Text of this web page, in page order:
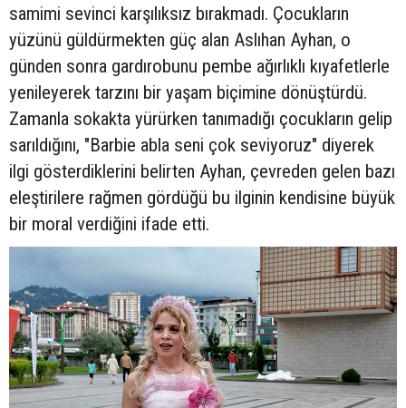
samimi sevinci karşılıksız bırakmadı. Çocukların
yüzünü güldürmekten güç alan Aslıhan Ayhan, o
günden sonra gardırobunu pembe ağırlıklı kıyafetlerle
yenileyerek tarzını bir yaşam biçimine dönüştürdü.
Zamanla sokakta yürürken tanımadığı çocukların gelip
sarıldığını, "Barbie abla seni çok seviyoruz" diyerek
ilgi gösterdiklerini belirten Ayhan, çevreden gelen bazı
eleştirilere rağmen gördüğü bu ilginin kendisine büyük
bir moral verdiğini ifade etti.